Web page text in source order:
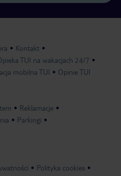
Kontakt
TUI na wakacjach 24/7
mobilna TUI Opinie TUI
Reklamacje
Parkingi
Polityka cookies